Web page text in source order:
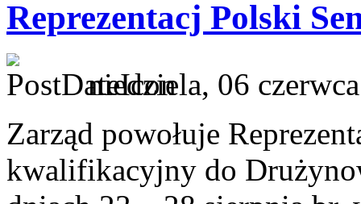
Reprezentacj Polski
niedziela, 06
Zarząd powołuje
kwalifikacyjny do